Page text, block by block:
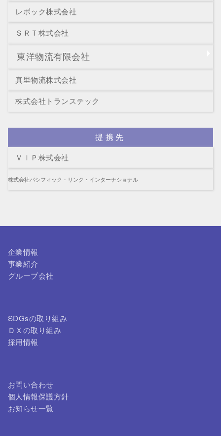
レボック株式会社
ＳＲＴ株式会社
東洋物流有限会社
真里物流株式会社
株式会社トランステック
提携先
ＶＩＰ株式会社
株式会社パシフィック・リンク・インターナショナル
企業情報
事業紹介
グループ会社
SDGsの取り組み
ＤＸの取り組み
採用情報
お問い合わせ
個人情報保護方針
お知らせ一覧